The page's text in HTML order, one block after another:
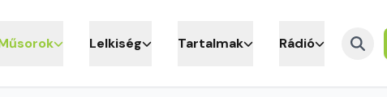
Lelkiség Tartalmak Rádió